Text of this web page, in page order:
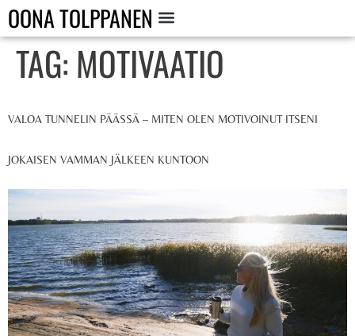
OONA TOLPPANEN
TAG: MOTIVAATIO
VALOA TUNNELIN PÄÄSSÄ – MITEN OLEN MOTIVOINUT ITSENI
JOKAISEN VAMMAN JÄLKEEN KUNTOON